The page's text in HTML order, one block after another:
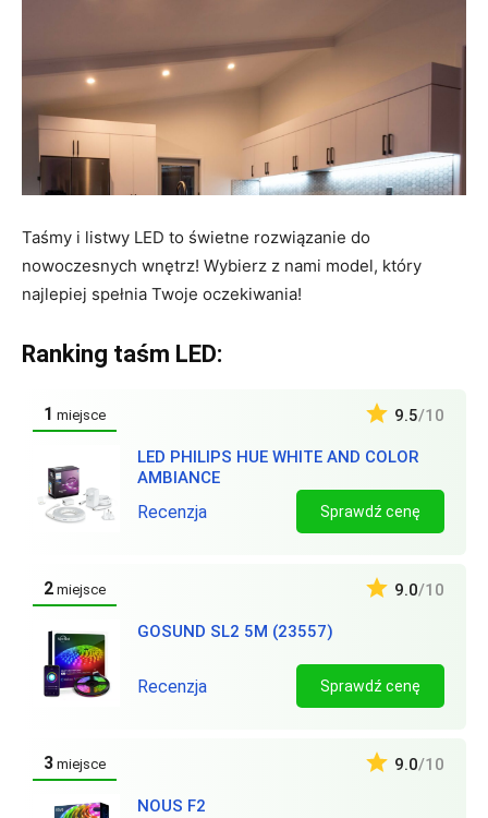
Taśmy i listwy LED to świetne rozwiązanie do
nowoczesnych wnętrz! Wybierz z nami model, który
najlepiej spełnia Twoje oczekiwania!
Ranking taśm LED:
1 miejsce
LED PHILIPS HUE WHITE AND COLOR
AMBIANCE
9.5/10
Recenzja Sprawdź cenę
2 miejsce
GOSUND SL2 5M (23557)
9.0/10
Recenzja Sprawdź cenę
3 miejsce
NOUS F2
9.0/10